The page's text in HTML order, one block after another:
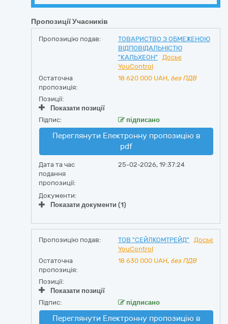
Пропозиції Учасників
Пропозицію подав:
ТОВАРИСТВО З ОБМЕЖЕНОЮ
ВІДПОВІДАЛЬНІСТЮ
"КАЛЬХЕОН"
Досьє
YouControl
Остаточна
пропозиція:
18 620 000 UAH, без ПДВ
Позиції:
Показати позиції
Підпис:
підписано
Переглянути Електронну пропозицію в
pdf
Дата та час
подання
пропозиції:
25-02-2026, 19:37:24
Документи:
Показати документи (1)
Пропозицію подав: ТОВ "СЕЙЛКОМТРЕЙД"
Досьє
YouControl
Остаточна
пропозиція:
18 630 000 UAH, без ПДВ
Позиції:
Показати позиції
Підпис:
підписано
Переглянути Електронну пропозицію в